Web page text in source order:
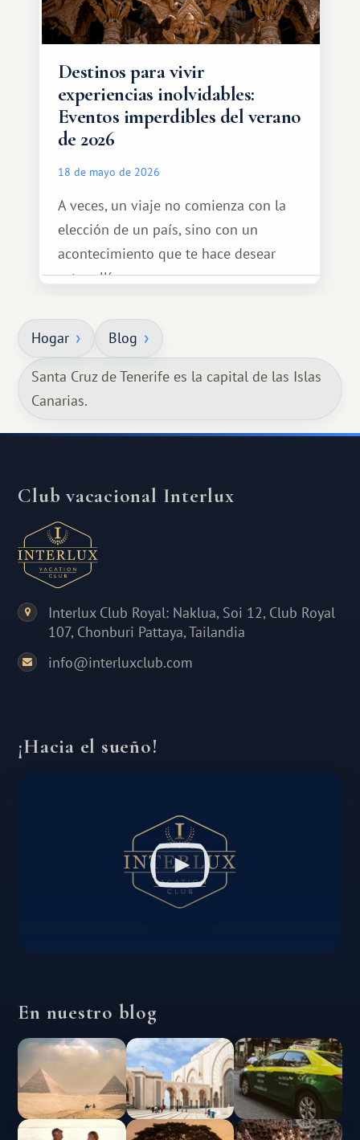
Destinos para vivir
experiencias inolvidables:
Eventos imperdibles del verano
de 2026
18 de mayo de 2026
A veces, un viaje no comienza con la
elección de un país, sino con un
acontecimiento que te hace desear
estar allí...
Hogar Blog
Santa Cruz de Tenerife es la capital de las Islas
Canarias.
Club vacacional Interlux
Interlux Club Royal: Naklua, Soi 12, Club Royal
107, Chonburi Pattaya, Tailandia
info@interluxclub.com
¡Hacia el sueño!
En nuestro blog